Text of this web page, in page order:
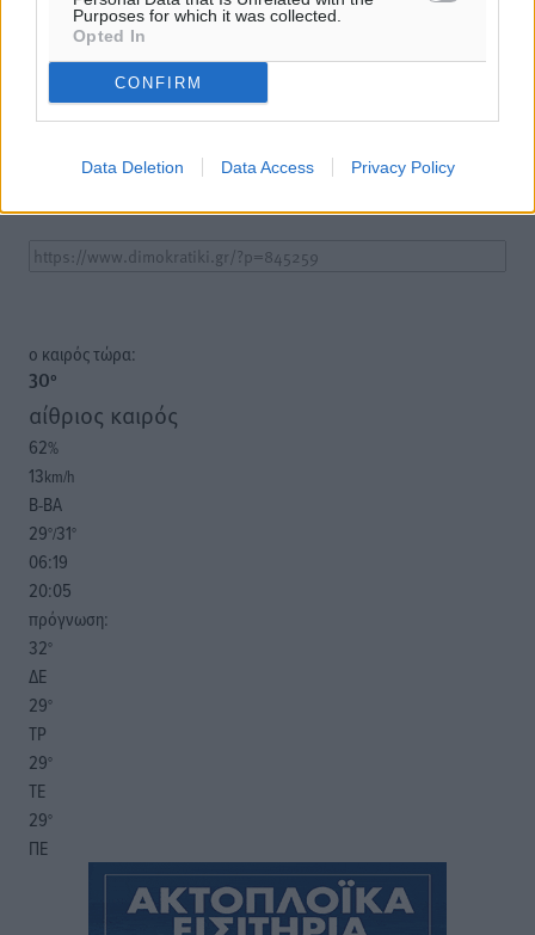
Purposes for which it was collected.
Opted In
CONFIRM
Data Deletion Data Access Privacy Policy
Υπενθύμιση:
Για την μερική αναπαραγωγή της είδησης από άλλες
παρεχόμενου συνδέσμου παραπομπής προς το άρθρο
o καιρός τώρα:
30°
αίθριος καιρός
62%
13km/h
Β-ΒΑ
29°/31°
06:19
20:05
πρόγνωση:
32°
ΔΕ
29°
ΤΡ
29°
ΤΕ
29°
ΠΕ